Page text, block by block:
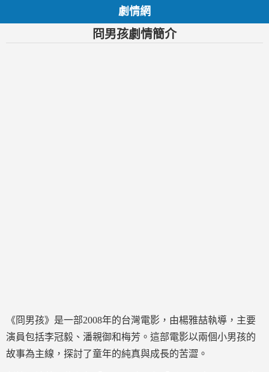
劇情網
冏男孩劇情簡介
《冏男孩》是一部2008年的台灣電影，由楊雅喆執導，主要
演員包括李冠毅、潘親御和梅芳。這部電影以兩個小男孩的
故事為主線，探討了童年的純真與成長的苦澀。